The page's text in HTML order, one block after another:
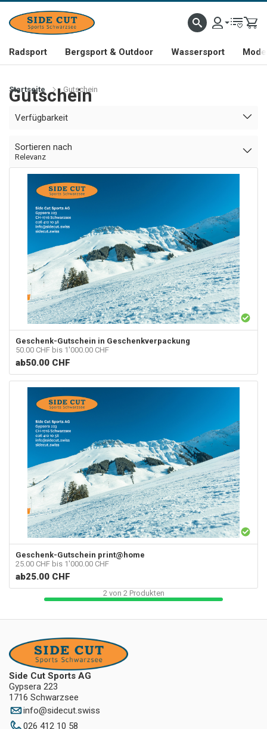
Radsport Bergsport & Outdoor Wassersport
Startseite Gutschein
Gutschein
Verfügbarkeit
Sortieren nach
Relevanz
Geschenk-Gutschein in Geschenkverpackung
50.00 CHF bis 1'000.00 CHF
ab50.00 CHF
Geschenk-Gutschein print@home
25.00 CHF bis 1'000.00 CHF
ab25.00 CHF
2 von 2 Produkten
Side Cut Sports AG
Gypsera 223
1716 Schwarzsee
info@sidecut.swiss
026 412 10 58